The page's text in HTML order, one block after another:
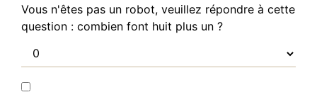
Vous n'êtes pas un robot, veuillez répondre à cette
question : combien font huit plus un ?